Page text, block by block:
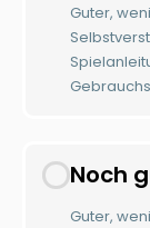
Guter,
Noch
Guter,